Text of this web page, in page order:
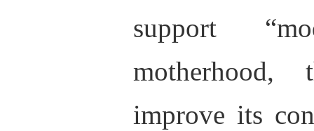
support
improve its